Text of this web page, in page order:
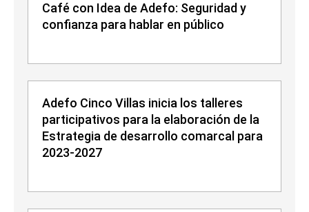
Café con Idea de Adefo: Seguridad y
confianza para hablar en público
Adefo Cinco Villas inicia los talleres
participativos para la elaboración de la
Estrategia de desarrollo comarcal para
2023-2027